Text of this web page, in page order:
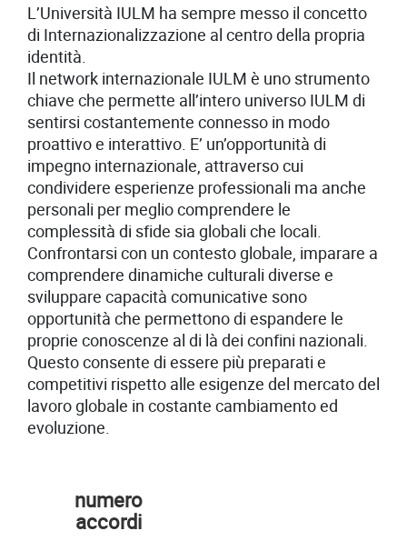
L’Università IULM ha sempre messo il concetto
di Internazionalizzazione al centro della propria
identità.
Il network internazionale IULM è uno strumento
chiave che permette all’intero universo IULM di
sentirsi costantemente connesso in modo
proattivo e interattivo. E’ un’opportunità di
impegno internazionale, attraverso cui
condividere esperienze professionali ma anche
personali per meglio comprendere le
complessità di sfide sia globali che locali.
Confrontarsi con un contesto globale, imparare a
comprendere dinamiche culturali diverse e
sviluppare capacità comunicative sono
opportunità che permettono di espandere le
proprie conoscenze al di là dei confini nazionali.
Questo consente di essere più preparati e
competitivi rispetto alle esigenze del mercato del
lavoro globale in costante cambiamento ed
evoluzione.
numero
accordi